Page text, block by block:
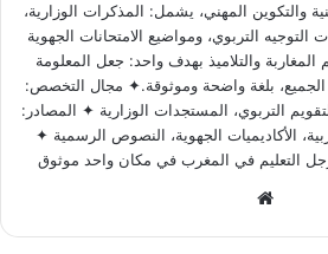
والتكوين المهني، يشمل: المذكرات الوزارية،
التربوي، ومواضيع الامتحانات الجهوية
المغاربة والتلاميذ بهدف واحد: جعل المعلومة
الجميع، بلغة واضحة وموثوقة.✦ مجال التخصص:
التربوي، المستجدات الوزارية ✦ المصادر:
الأكاديميات الجهوية، النصوص الرسمية ✦
التعليم في المغرب في مكان واحد موثوق